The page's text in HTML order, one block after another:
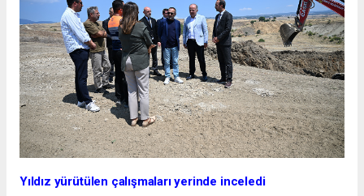
Yıldız yürütülen çalışmaları yerinde inceledi